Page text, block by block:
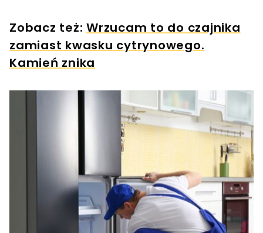
Zobacz też: Wrzucam to do czajnika
zamiast kwasku cytrynowego.
Kamień znika